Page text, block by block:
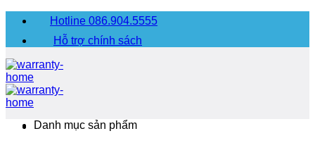
Hotline 086.904.5555
Hỗ trợ chính sách
Danh mục sản phẩm